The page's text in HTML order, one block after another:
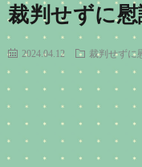
裁判せずに
2024.04.12 裁判せずに